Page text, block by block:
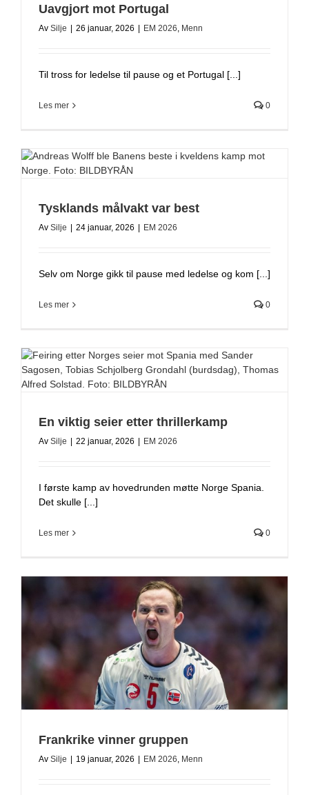
Uavgjort mot Portugal
Av Silje 26 januar, 2026 EM 2026, Menn
Til tross for ledelse til pause og et Portugal [...]
Les mer 0
Tysklands målvakt var best
Av Silje 24 januar, 2026 EM 2026
Selv om Norge gikk til pause med ledelse og kom [...]
Les mer 0
En viktig seier etter thrillerkamp
Av Silje 22 januar, 2026 EM 2026
I første kamp av hovedrunden møtte Norge Spania.
Det skulle [...]
Les mer 0
Frankrike vinner gruppen
Av Silje 19 januar, 2026 EM 2026, Menn